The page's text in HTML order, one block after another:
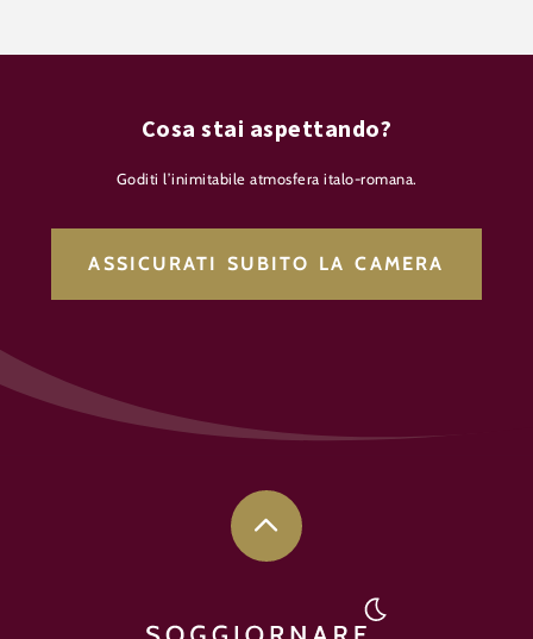
Cosa stai aspettando?
Goditi l’inimitabile atmosfera italo-romana.
ASSICURATI SUBITO LA CAMERA